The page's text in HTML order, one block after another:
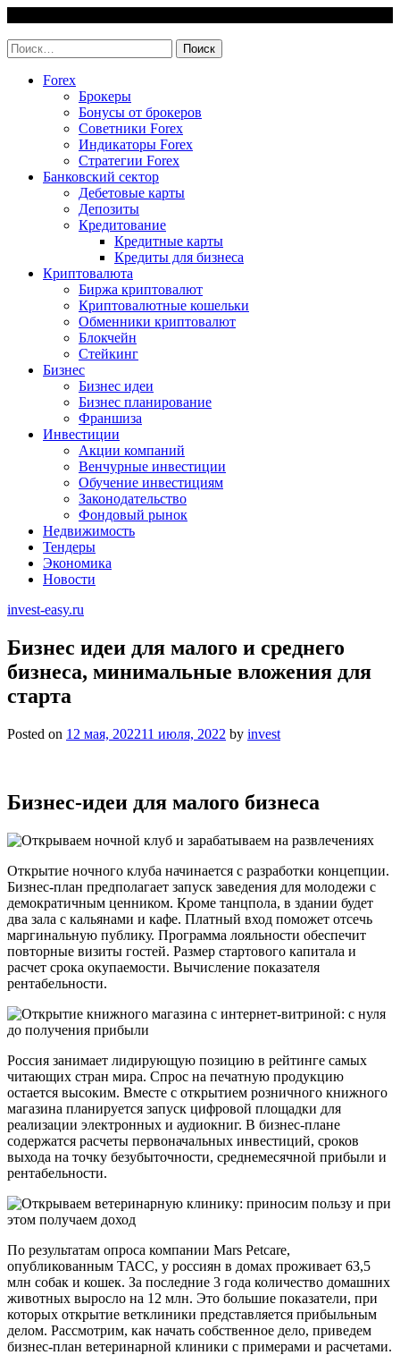
content
Найти:
Forex
Брокеры
Бонусы от брокеров
Советники Forex
Индикаторы Forex
Стратегии Forex
Банковский сектор
Дебетовые карты
Депозиты
Кредитование
Кредитные карты
Кредиты для бизнеса
Криптовалюта
Биржа криптовалют
Криптовалютные кошельки
Обменники криптовалют
Блокчейн
Стейкинг
Бизнес
Бизнес идеи
Бизнес планирование
Франшиза
Инвестиции
Акции компаний
Венчурные инвестиции
Обучение инвестициям
Законодательство
Фондовый рынок
Недвижимость
Тендеры
Экономика
Новости
invest-easy.ru
Бизнес идеи для малого и среднего
бизнеса, минимальные вложения для
старта
Posted on 12 мая, 202211 июля, 2022 by invest
Бизнес-идеи для малого бизнеса
Открытие ночного клуба начинается с разработки концепции.
Бизнес-план предполагает запуск заведения для молодежи с
демократичным ценником. Кроме танцпола, в здании будет
два зала с кальянами и кафе. Платный вход поможет отсечь
маргинальную публику. Программа лояльности обеспечит
повторные визиты гостей. Размер стартового капитала и
расчет срока окупаемости. Вычисление показателя
рентабельности.
Россия занимает лидирующую позицию в рейтинге самых
читающих стран мира. Спрос на печатную продукцию
остается высоким. Вместе с открытием розничного книжного
магазина планируется запуск цифровой площадки для
реализации электронных и аудиокниг. В бизнес-плане
содержатся расчеты первоначальных инвестиций, сроков
выхода на точку безубыточности, среднемесячной прибыли и
рентабельности.
По результатам опроса компании Mars Petcare,
опубликованным ТАСС, у россиян в домах проживает 63,5
млн собак и кошек. За последние 3 года количество домашних
животных выросло на 12 млн. Это большие показатели, при
которых открытие ветклиники представляется прибыльным
делом. Рассмотрим, как начать собственное дело, приведем
бизнес-план ветеринарной клиники с примерами и расчетами.